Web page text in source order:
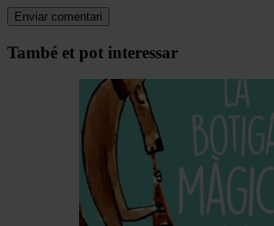
Navegar
Actualitat
També et pot interessar